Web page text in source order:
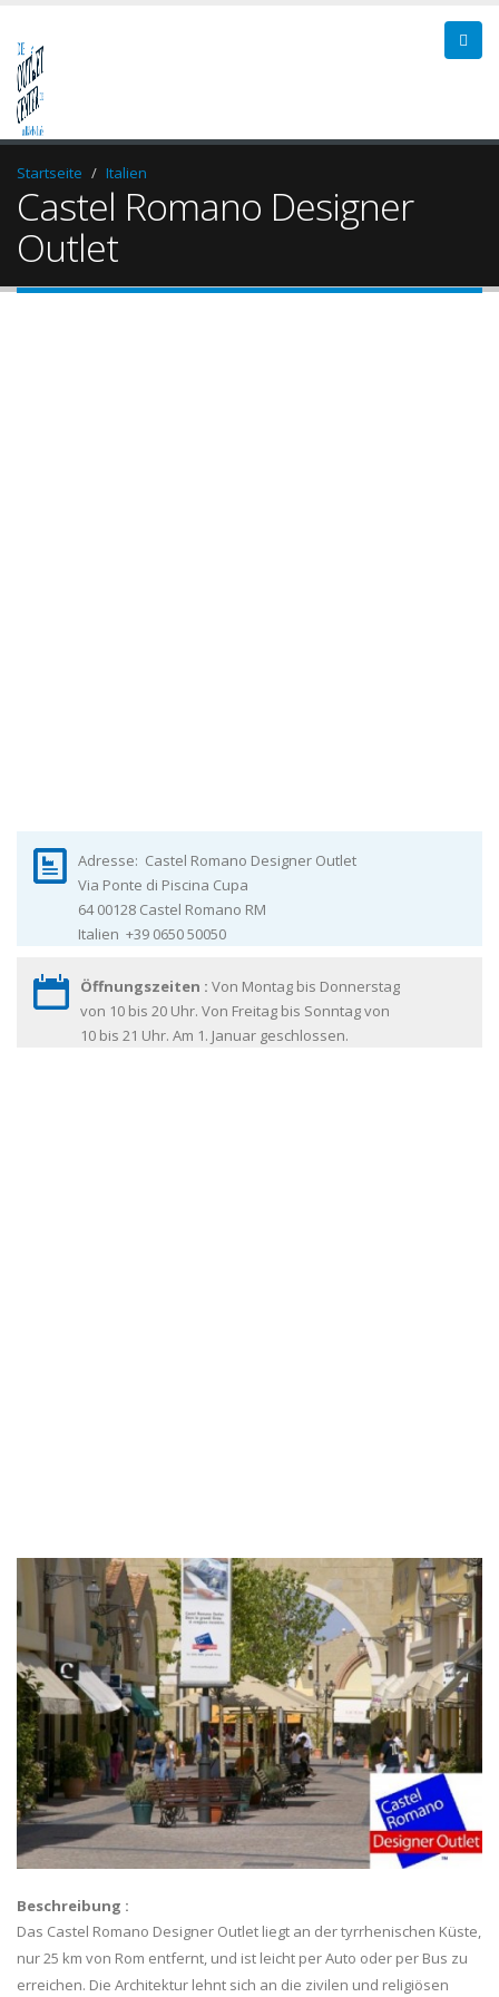
Startseite Italien
Castel Romano Designer
Outlet
Adresse: Castel Romano Designer Outlet
Via Ponte di Piscina Cupa
64 00128 Castel Romano RM
Italien +39 0650 50050
Öffnungszeiten : Von Montag bis Donnerstag
von 10 bis 20 Uhr. Von Freitag bis Sonntag von
10 bis 21 Uhr. Am 1. Januar geschlossen.
Beschreibung :
Das Castel Romano Designer Outlet liegt an der tyrrhenischen Küste,
nur 25 km von Rom entfernt, und ist leicht per Auto oder per Bus zu
erreichen. Die Architektur lehnt sich an die zivilen und religiösen